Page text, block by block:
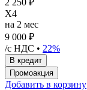
X4
на 2 мес
9 000 ₽
/с НДС • 22%
Добавить в корзину